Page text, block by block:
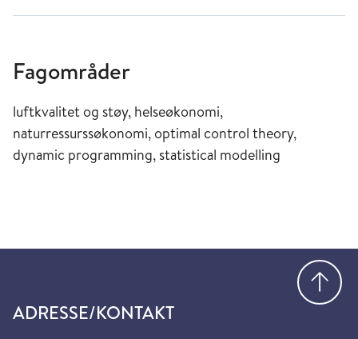
Fagområder
luftkvalitet og støy, helseøkonomi,
naturressurssøkonomi, optimal control theory,
dynamic programming, statistical modelling
ADRESSE/KONTAKT